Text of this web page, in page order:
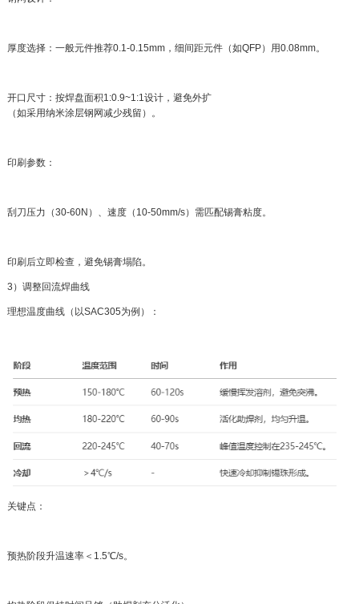
厚度选择：一般元件推荐0.1-0.15mm，细间距元件（如QFP）用0.08mm。
开口尺寸：按焊盘面积1:0.9~1:1设计，避免外扩
（如采用纳米涂层钢网减少残留）。
印刷参数：
刮刀压力（30-60N）、速度（10-50mm/s）需匹配锡膏粘度。
印刷后立即检查，避免锡膏塌陷。
3）调整回流焊曲线
理想温度曲线（以SAC305为例）：
关键点：
预热阶段升温速率＜1.5℃/s。